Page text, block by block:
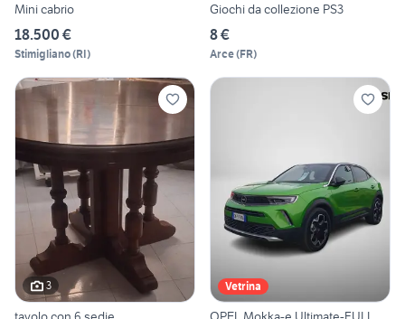
Mini cabrio
18.500 €
Stimigliano(RI)
Giochi da collezione PS3
8 €
Arce(FR)
3 Vetrina